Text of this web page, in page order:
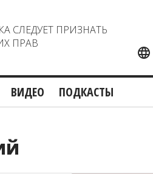
СЛЕДУЕТ ПРИЗНАТЬ
ПРАВ
ВИДЕО ПОДКАСТЫ